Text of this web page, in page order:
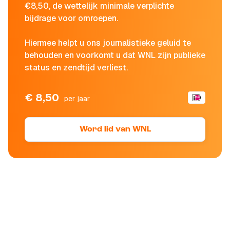
€8,50, de wettelijk minimale verplichte
bijdrage voor omroepen.
Hiermee helpt u ons journalistieke geluid te
behouden en voorkomt u dat WNL zijn publieke
status en zendtijd verliest.
€ 8,50 per jaar
Word lid van WNL